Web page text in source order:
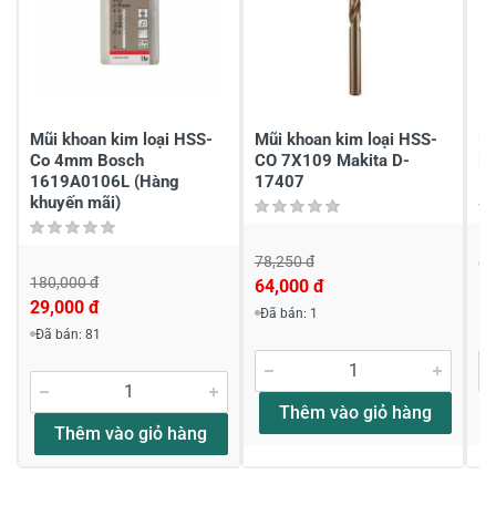
Chia sẻ nhận xét về sản phẩm
Viết nhận xét về sản phẩm
Họ và tên*
Mũi khoan kim loại HSS-
Co 4mm Bosch
1619A0106L (Hàng
khuyến mãi)
180,000 đ
29,000 đ
Đã bán: 81
Thêm vào giỏ hàng
Mũi khoan kim loại HSS-
CO 7X109 Makita D-
17407
78,250 đ
64,000 đ
Đã bán: 1
Thêm vào giỏ hàng